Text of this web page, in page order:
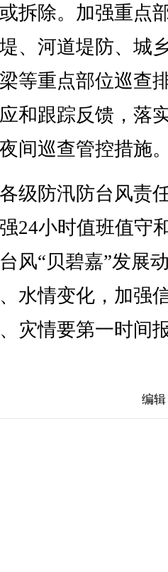
拆除。加强重点
、河道堤防、城
等重点部位巡查
和跟踪反馈，落
间巡查管控措施
防汛防台风责
24小时值班值守
风“贝碧嘉”发展
水情变化，加强
灾情要第一时间
编